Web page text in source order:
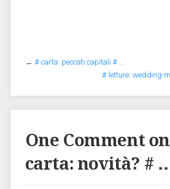
← # carta: peccati capitali # …
# letture: wedding-
One Comment
carta: novità? #